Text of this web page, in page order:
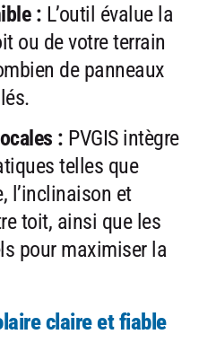
: L’outil évalue la
ou de votreterrain
de panneaux
: PVGIS intègre
telles que
l’inclinaison et
toit, ainsi que les
pour maximiser la
claire et fiable